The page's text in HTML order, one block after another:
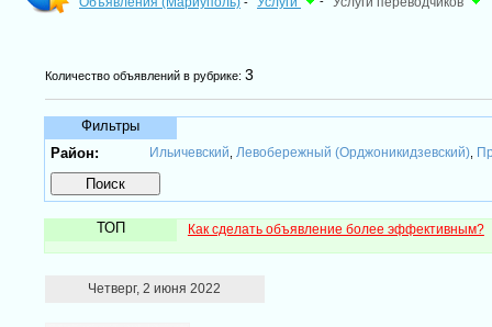
Количество объявлений в рубрике: 3
Фильтры
Район:
Ильичевский Левобережный (Орджоникидзевский),
ТОП Как сделать объявление более эффективным?
Четверг, 2 июня 2022